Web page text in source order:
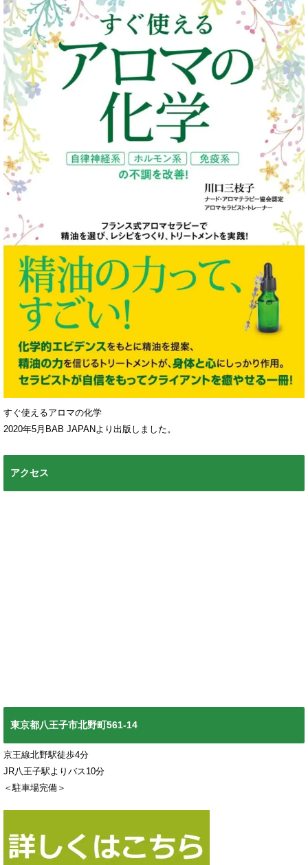
すぐ使えるアロマの化学
2020年5月BAB JAPANより出版しました。
アクセス
東京都八王子市北野町561-14
京王線北野駅徒歩4分
JR八王子駅よりバス10分
＜駐車場完備＞